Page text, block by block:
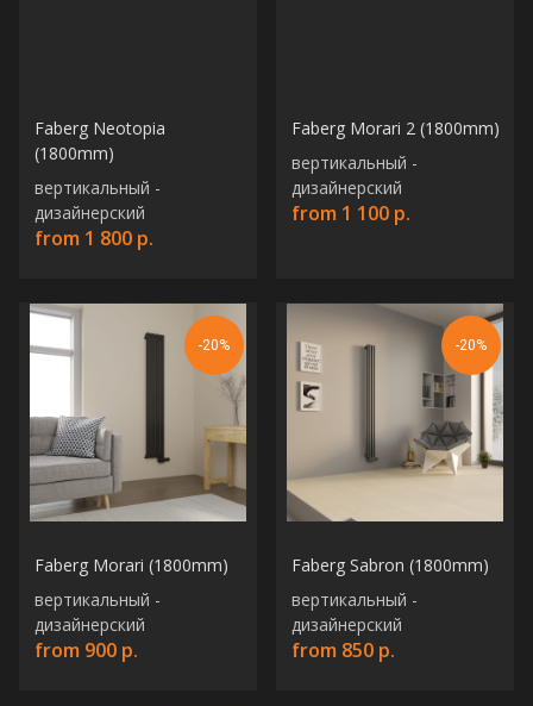
Faberg Neotopia
(1800mm)
вертикальный -
дизайнерский
from 1 800 р.
Faberg Morari 2 (1800mm)
вертикальный -
дизайнерский
from 1 100 р.
-20%
Faberg Morari (1800mm)
вертикальный -
дизайнерский
from 900 р.
-20%
Faberg Sabron (1800mm)
вертикальный -
дизайнерский
from 850 р.
Остались вопросы?
Оставьте свои контакты. Наш
специалист свяжется с Вами в
кратчайшие сроки. Мы знаем
насколько важно сделать
правильный выбор.